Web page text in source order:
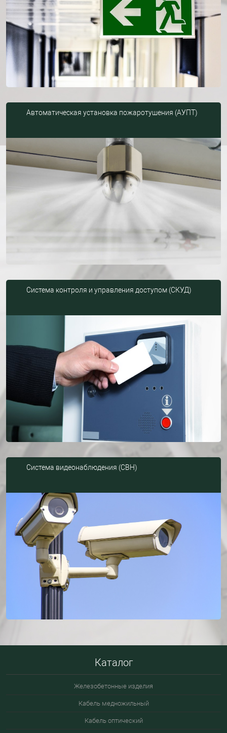
Автоматическая установка пожаротушения (АУПТ)
Система контроля и управления доступом (СКУД)
Система видеонаблюдения (СВН)
Каталог
Железобетонные изделия
Кабель медножильный
Кабель оптический